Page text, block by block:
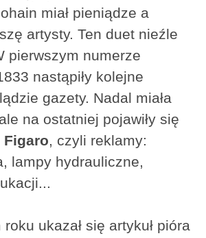
miał pieniądze a
artysty. Ten duet nieźle
pierwszym numerze
nastąpiły kolejne
gazety. Nadal miała
na ostatniej pojawiły się
Figaro, czyli reklamy:
lampy hydrauliczne,
ukazał się artykuł pióra